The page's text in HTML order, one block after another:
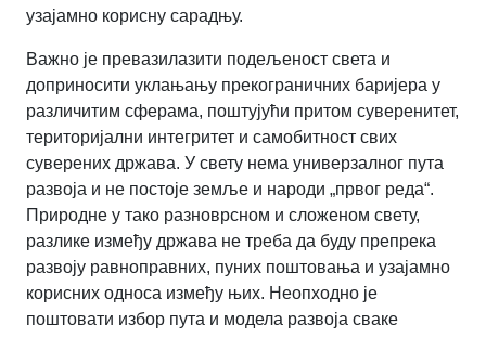
узајамно корисну сарадњу.
Важно је превазилазити подељеност света и
доприносити уклањању прекограничних баријера у
различитим сферама, поштујући притом суверенитет,
територијални интегритет и самобитност свих
суверених држава. У свету нема универзалног пута
развоја и не постоје земље и народи „првог реда“.
Природне у тако разноврсном и сложеном свету,
разлике између држава не треба да буду препрека
развоју равноправних, пуних поштовања и узајамно
корисних односа између њих. Неопходно је
поштовати избор пута и модела развоја сваке